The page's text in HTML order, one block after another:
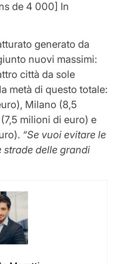
de 4 000] In
generato da
nuovi massimi:
città da sole
metà di questo totale:
Milano (8,5
milioni di euro) e
“Se vuoi evitare le
strade delle grandi